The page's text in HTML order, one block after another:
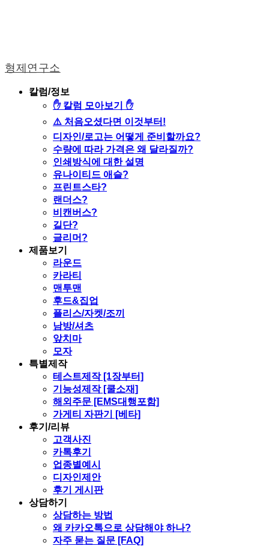
형제연구소
칼럼/정보
✋ 칼럼 모아보기 ✋
⚠️ 처음오셨다면 이것부터!
디자인/로고는 어떻게 준비할까요?
수량에 따라 가격은 왜 달라질까?
인쇄방식에 대한 설명
유나이티드 애슬?
프린트스타?
랜더스?
비캔버스?
길단?
글리머?
제품보기
라운드
카라티
맨투맨
후드&집업
플리스/자켓/조끼
남방/셔츠
앞치마
모자
특별제작
테스트제작 [1장부터]
기능성제작 [쿨소재]
해외주문 [EMS대행포함]
가게티 자판기 [베타]
후기/리뷰
고객사진
카톡후기
업종별예시
디자인제안
후기 게시판
상담하기
상담하는 방법
왜 카카오톡으로 상담해야 하나?
자주 묻는 질문 [FAQ]